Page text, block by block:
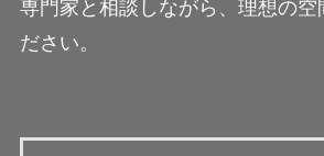
専門家と相談しながら、理想の空
ださい。